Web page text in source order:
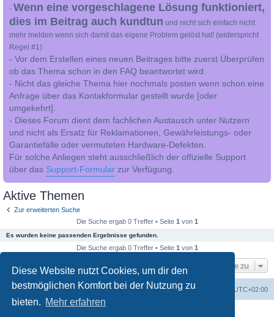
Diese Website nutzt Cookies, um dir den
bestmöglichen Komfort bei der Nutzung zu
bieten. Mehr erfahren
- Wenn eine vorgeschlagene Lösung funktioniert,
dies im Beitrag auch kundtun und nicht sich einfach nicht
mehr melden wenn sich damit das eigene Problem gelöst hat! (widerspricht
Regel #1)
- Vor dem Erstellen eines neuen Beitrages bitte zuerst Überprüfen
ob das Thema schon in den FAQ beantwortet wird.
- Nicht das gleiche Thema hier nochmals posten wenn schon eine
Anfrage über das Kontakformular gestellt wurde [oder
umgekehrt].
- Dieses Forum dient dem fachlichen Austausch unter Nutzern
und nicht als Ersatz für Reklamationen, Gewährleistungs- oder
Garantiefälle oder vermuteten Hardware-Defekten.
Für solche Anliegen steht ausschließlich der offizielle Support
über das Support-Formular zur Verfügung.
Aktive Themen
Zur erweiterten Suche
Die Suche ergab 0 Treffer • Seite 1 von 1
Es wurden keine passenden Ergebnisse gefunden.
Die Suche ergab 0 Treffer • Seite 1 von 1
Gehe zu
Foren-Übersicht Alle Zeiten sind UTC+02:00
Alle Cookies löschen